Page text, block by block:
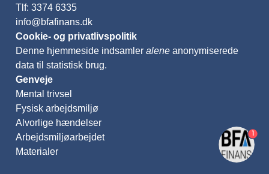
Tlf: 3374 6335
info@bfafinans.dk
Cookie- og privatlivspolitik
Denne hjemmeside indsamler alene anonymiserede
data til statistisk brug.
Genveje
Mental trivsel
Fysisk arbejdsmiljø
Alvorlige hændelser
Arbejdsmiljøarbejdet
Materialer
1